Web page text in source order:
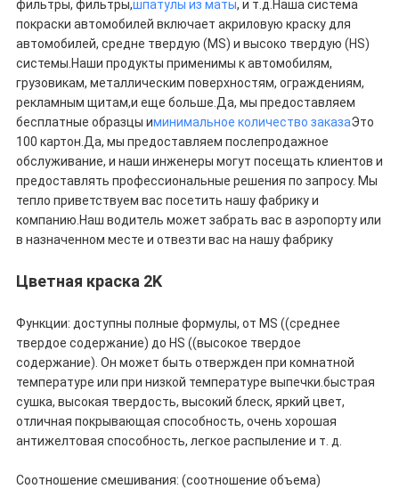
фильтры, фильтры,шпатулы из маты, и т.д.Наша система
покраски автомобилей включает акриловую краску для
автомобилей, средне твердую (MS) и высоко твердую (HS)
системы.Наши продукты применимы к автомобилям,
грузовикам, металлическим поверхностям, ограждениям,
рекламным щитам,и еще больше.Да, мы предоставляем
бесплатные образцы иминимальное количество заказаЭто
100 картон.Да, мы предоставляем послепродажное
обслуживание, и наши инженеры могут посещать клиентов и
предоставлять профессиональные решения по запросу. Мы
тепло приветствуем вас посетить нашу фабрику и
компанию.Наш водитель может забрать вас в аэропорту или
в назначенном месте и отвезти вас на нашу фабрику
Цветная краска 2K
Функции: доступны полные формулы, от MS ((среднее
твердое содержание) до HS ((высокое твердое
содержание). Он может быть отвержден при комнатной
температуре или при низкой температуре выпечки.быстрая
сушка, высокая твердость, высокий блеск, яркий цвет,
отличная покрывающая способность, очень хорошая
антижелтовая способность, легкое распыление и т. д.
Соотношение смешивания: (соотношение объема)